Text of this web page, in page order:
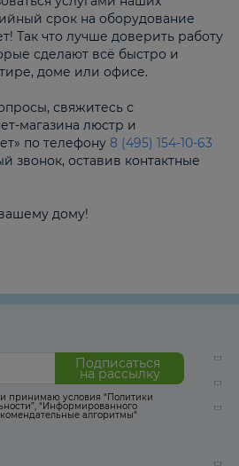
срок на оборудование
Так что лучше доверить работу
сделают всё быстро и
доме или офисе.
свяжитесь с
магазина люстр и
по телефону 8 (495) 154-10-63
звонок, оставив контактные
дому!
Подписаться
на рассылку
принимаю условия “Политики
, “Информированного
алгоритмы“